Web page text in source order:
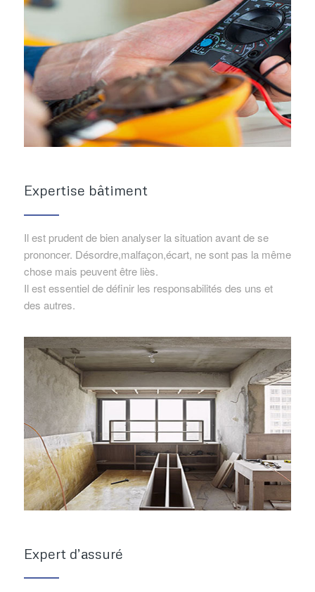
Expertise bâtiment
Il est prudent de bien analyser la situation avant de se
prononcer. Désordre,malfaçon,écart, ne sont pas la même
chose mais peuvent être liès.
Il est essentiel de définir les responsabilités des uns et
des autres.
Expert d’assuré